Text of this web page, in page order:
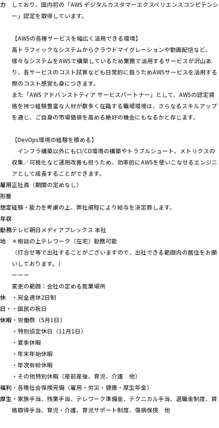
力
しており、国内初の「AWS デジタルカスタマーエクスペリエンスコンピテンシ
ー」認定を取得しています。
【AWSの各種サービスを幅広く活用できる環境】
高トラフィックなシステムからクラウドマイグレーションや動画配信など、
様々なシステムをAWSで構築しているため業務で活用するサービスが沢山あ
り、各サービスのコスト試算なども日常的に扱うためAWSサービスを活用する
際のコスト感覚も身につきます。
また「AWS アドバンストティア サービスパートナー」として、AWSの認定資
格を持つ経験豊富な人材が数多く在籍する職場環境は、さらなるスキルアップ
を通じ、ご自身の市場価値を高める絶好の機会にもなるかと存じます。
【DevOps環境の経験を積める】
インフラ構築以外にもCI/CD環境の構築やトラブルシュート、メトリクスの
収集／可視化など運用改善も担うため、効率的にAWSを使いこなせるエンジニ
アとして成長することができます。
雇用
形態
正社員（期間の定めなし）
想定
年収
経験・能力を考慮の上、弊社規程により給与を決定致します。
勤務
地
テレビ朝日メディアプレックス 本社
＊相談の上テレワーク（在宅）勤務可能
（打合せ等で出社することがございますので、出社できる範囲内の居住をお願
いしております。）
ーーー
変更の範囲：会社の定める就業場所
休
日・
休暇
・完全週休2日制
・国民の祝日
・労働祭（5月1日）
・特別協定休日（11月1日）
・夏季休暇
・年末年始休暇
・年次有給休暇
・その他特別休暇（産前産後、育児、介護 他）
福利
厚生
・各種社会保険完備（雇用・労災・健康・厚生年金）
・家族手当、残業手当、テレワーク準備金、テクニカル手当、退職金制度、資
格取得手当、育児・介護、育児サポート制度、傷病保険 他